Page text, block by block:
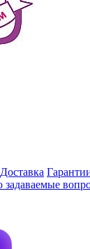
Доставка
задаваемые